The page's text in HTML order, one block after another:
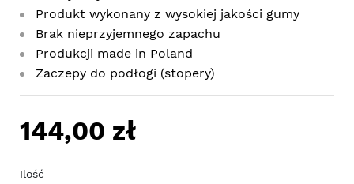
Produkt wykonany z wysokiej jakości gumy
Brak nieprzyjemnego zapachu
Produkcji made in Poland
Zaczepy do podłogi (stopery)
144,00 zł
Ilość